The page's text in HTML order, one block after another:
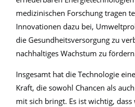
medizinischen Forschung tragen
Innovationen dazu bei,
die Gesundheitsversorgung zu
nachhaltiges Wachstum zu
Insgesamt hat die Technologie
Kraft, die sowohl Chancen als
mit sich bringt. Es ist wichtig, dass